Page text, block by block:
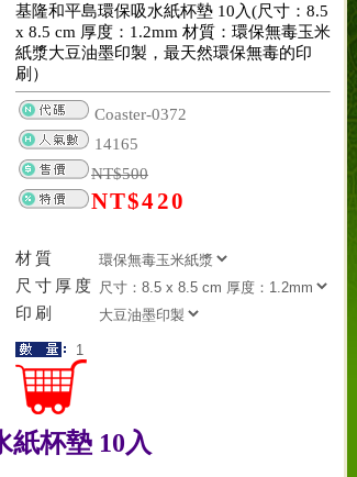
基隆和平島環保吸水紙杯墊 10入(尺寸：8.5
x 8.5 cm 厚度：1.2mm 材質：環保無毒玉米
紙漿大豆油墨印製，最天然環保無毒的印
刷）
Coaster-0372
14165
NT$500
NT$420
材質
尺寸厚度
印刷
紙杯墊 10入